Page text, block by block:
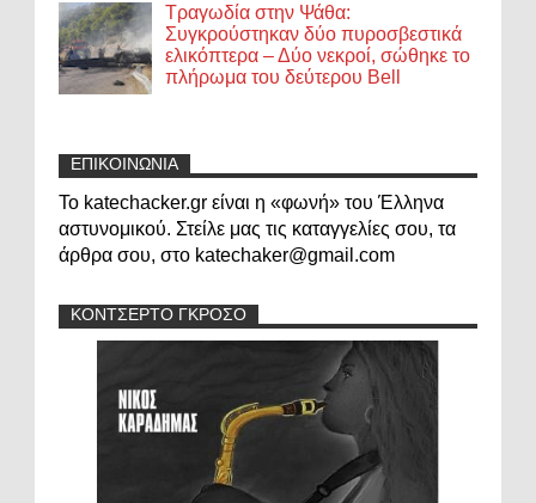
Τραγωδία στην Ψάθα:
Συγκρούστηκαν δύο πυροσβεστικά
ελικόπτερα – Δύο νεκροί, σώθηκε το
πλήρωμα του δεύτερου Bell
ΕΠΙΚΟΙΝΩΝΙΑ
Το katechacker.gr είναι η «φωνή» του Έλληνα
αστυνομικού. Στείλε μας τις καταγγελίες σου, τα
άρθρα σου, στο katechaker@gmail.com
ΚΟΝΤΣΕΡΤΟ ΓΚΡΟΣΟ